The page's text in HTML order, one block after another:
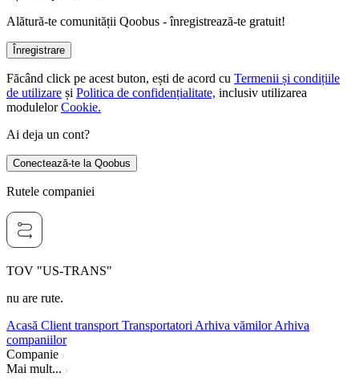
Alătură-te comunității Qoobus - înregistrează-te gratuit!
Înregistrare
Făcând click pe acest buton, ești de acord cu Termenii și condițiile
de utilizare și Politica de confidențialitate, inclusiv utilizarea
modulelor Cookie.
Ai deja un cont?
Conectează-te la Qoobus
Rutele companiei
TOV "US-TRANS"
nu are rute.
Acasă Client transport Transportatori Arhiva vămilor Arhiva
companiilor
Companie
Mai mult...